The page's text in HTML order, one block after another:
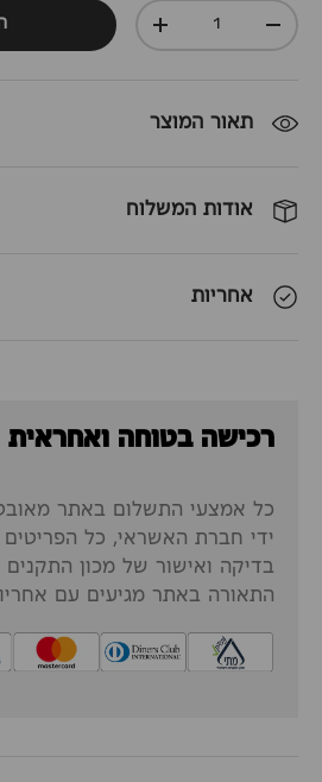
כמות
-
+
תאור המוצר
אודות המשלוח
אחריות
רכישה בטוחה ואחראית
כל אמצעי התשלום באתר
ידי חברת האשראי, כל הפריטים
בדיקה ואישור של מכון התקנים
התאורה באתר מגיעים עם